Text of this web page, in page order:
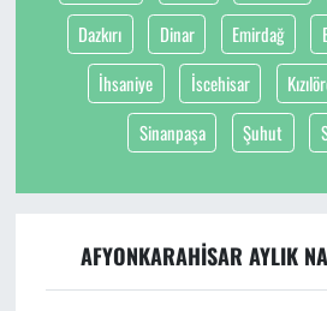
Dazkırı
Dinar Emirdağ
İhsaniye
İscehisar
Sinanpaşa
Şuhut
AFYONKARAHISAR AYLIK